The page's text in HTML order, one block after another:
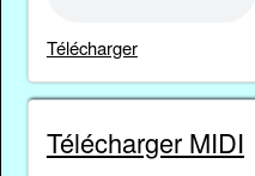
Télécharger
Télécharger MIDI